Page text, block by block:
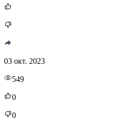
03 окт. 2023
549
0
0